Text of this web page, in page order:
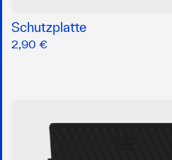
Schutzplatte
2,90 €